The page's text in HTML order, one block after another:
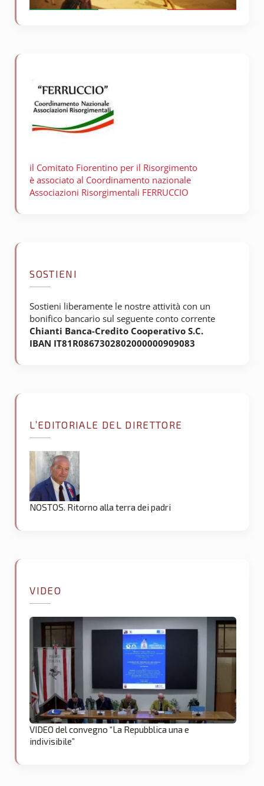
il Comitato Fiorentino per il Risorgimento
è associato al Coordinamento nazionale
Associazioni Risorgimentali FERRUCCIO
SOSTIENI
Sostieni liberamente le nostre attività con un
bonifico bancario sul seguente conto corrente
Chianti Banca-Credito Cooperativo S.C.
IBAN IT81R0867302802000000909083
L’EDITORIALE DEL DIRETTORE
NOSTOS. Ritorno alla terra dei padri
VIDEO
VIDEO del convegno “La Repubblica una e
indivisibile”